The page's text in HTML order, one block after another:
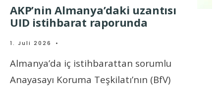
AKP’nin Almanya’daki uzantısı
UID istihbarat raporunda
1. Juli 2026 •
Almanya’da iç istihbarattan sorumlu
Anayasayı Koruma Teşkilatı’nın (BfV)